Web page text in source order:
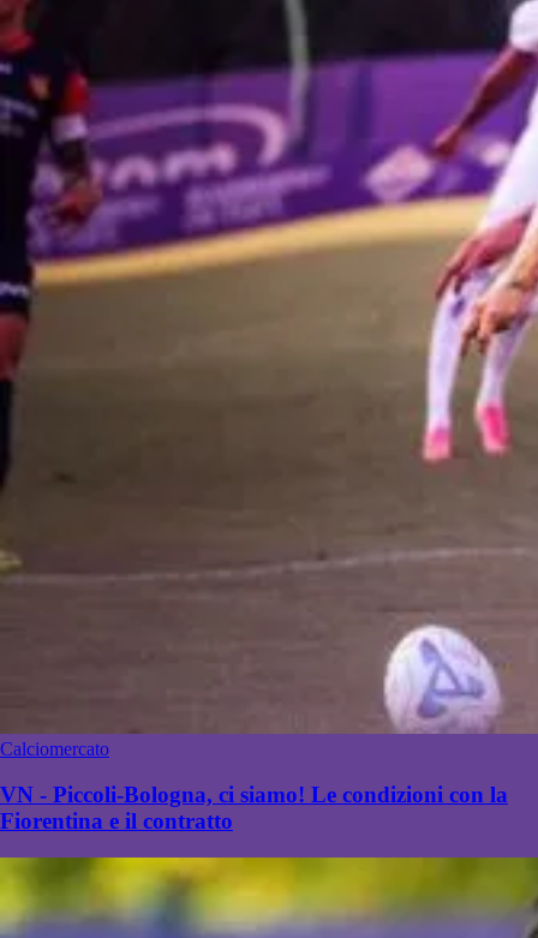
Calciomercato
VN - Piccoli-Bologna, ci siamo! Le condizioni con la
Fiorentina e il contratto